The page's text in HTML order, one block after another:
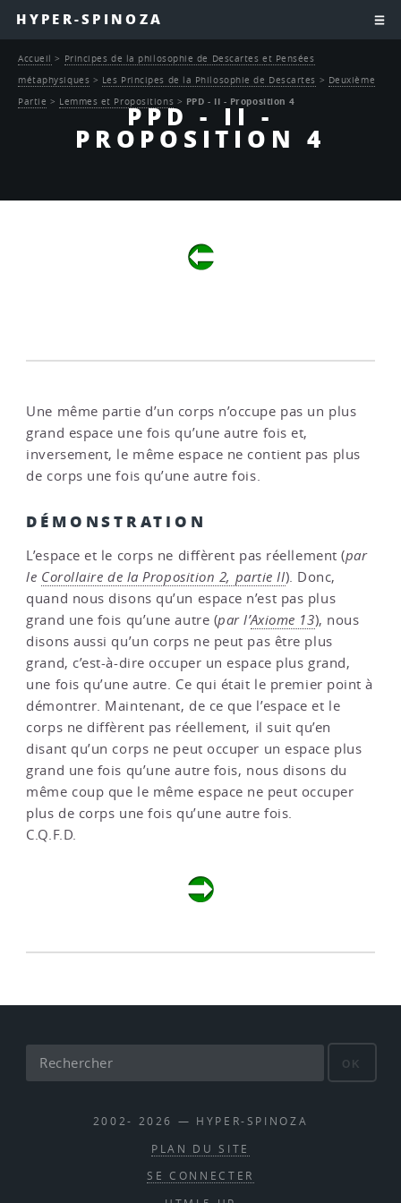
HYPER-SPINOZA
PPD - II -
PROPOSITION 4
Accueil > Principes de la philosophie de Descartes et Pensées
métaphysiques > Les Principes de la Philosophie de Descartes > Deuxième
Partie > Lemmes et Propositions > PPD - II - Proposition 4
Une même partie d’un corps n’occupe pas un plus
grand espace une fois qu’une autre fois et,
inversement, le même espace ne contient pas plus
de corps une fois qu’une autre fois.
DÉMONSTRATION
L’espace et le corps ne diffèrent pas réellement (par
le Corollaire de la Proposition 2, partie II). Donc,
quand nous disons qu’un espace n’est pas plus
grand une fois qu’une autre (par l’Axiome 13), nous
disons aussi qu’un corps ne peut pas être plus
grand, c’est-à-dire occuper un espace plus grand,
une fois qu’une autre. Ce qui était le premier point à
démontrer. Maintenant, de ce que l’espace et le
corps ne diffèrent pas réellement, il suit qu’en
disant qu’un corps ne peut occuper un espace plus
grand une fois qu’une autre fois, nous disons du
même coup que le même espace ne peut occuper
plus de corps une fois qu’une autre fois.
C.Q.F.D.
OK
2002- 2026 — HYPER-SPINOZA
PLAN DU SITE
SE CONNECTER